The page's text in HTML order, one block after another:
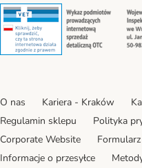
Security
O nas Kariera - Kraków
Regulamin sklepu
Polityka
Corporate Website
Informacje o przesyłce